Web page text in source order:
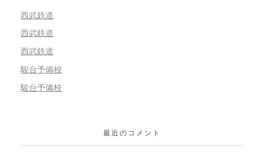
西武鉄道
西武鉄道
西武鉄道
駿台予備校
駿台予備校
最近のコメント